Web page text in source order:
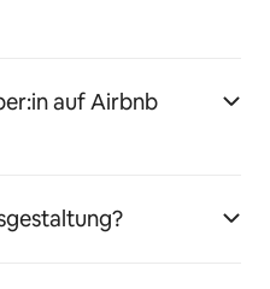
auf Airbnb